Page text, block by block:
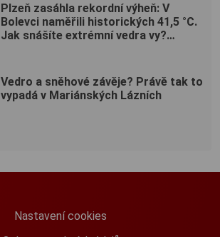
Plzeň zasáhla rekordní výheň: V
Bolevci naměřili historických 41,5 °C.
Jak snášíte extrémní vedra vy?
Vedro a sněhové závěje? Právě tak to
vypadá v Mariánských Lázních
Nastavení cookies